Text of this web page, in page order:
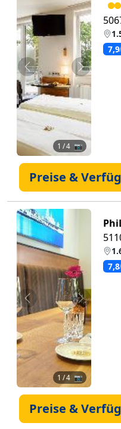
Zurück Weiter
1 / 4 📷
7,9
Preise &
Zurück Weiter
1 / 4 📷
7,8
Preise &